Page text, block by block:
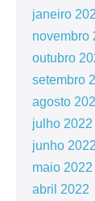
janeiro
novembro
outubro
setembro
agosto
julho 2022
junho 2022
maio 2022
abril 2022